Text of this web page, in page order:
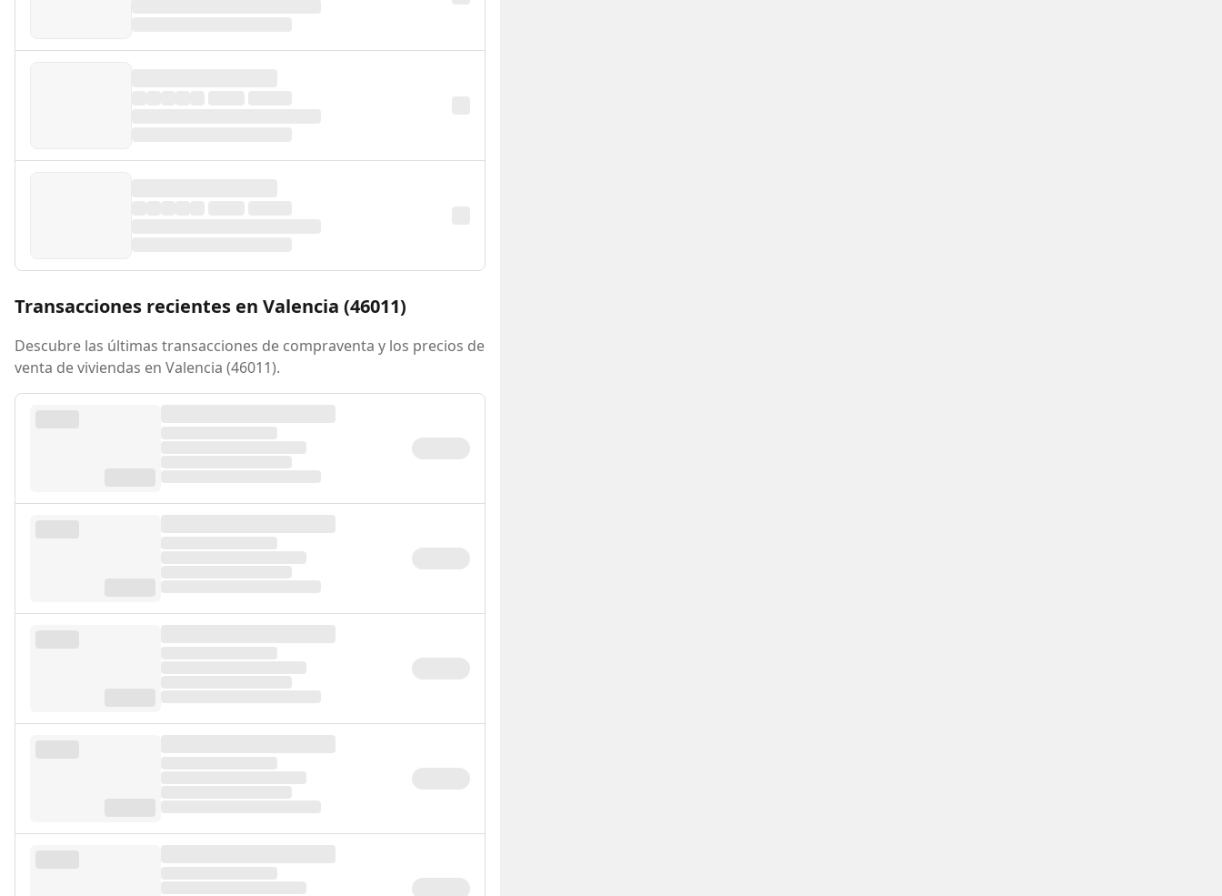
Transacciones recientes en Valencia (46011)
Descubre las últimas transacciones de compraventa y los precios de
venta de viviendas en Valencia (46011).